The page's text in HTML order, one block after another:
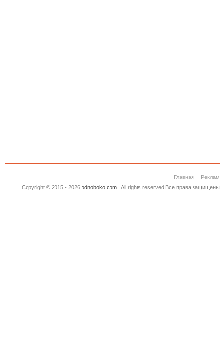
Главная
Copyright © 2015 - 2026 odnoboko.com. All rights reserved.Все права защищены.